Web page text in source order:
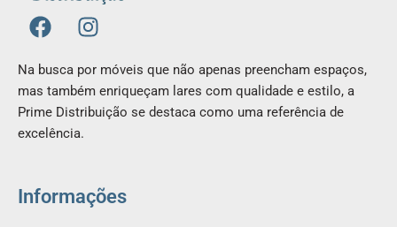
F
a
c
e
b
o
o
I
n
t
a
g
m
Na busca por móveis que não apenas preencham espaços,
mas também enriqueçam lares com qualidade e estilo, a
Prime Distribuição se destaca como uma referência de
excelência.
Informações